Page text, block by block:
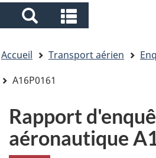
Search
and
menus
and
menus
êtes
ici
Accueil Transport aérien
A16P0161
Rapport
aéronautique